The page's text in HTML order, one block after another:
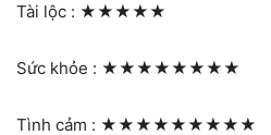
Tài lộc : ★★★★★
Sức khỏe : ★★★★★★★★
Tình cảm : ★★★★★★★★★